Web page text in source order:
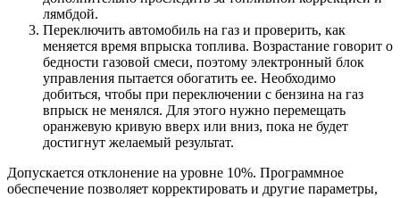
лямбдой.
Переключить автомобиль на газ и проверить, как
меняется время впрыска топлива. Возрастание говорит о
бедности газовой смеси, поэтому электронный блок
управления пытается обогатить ее. Необходимо
добиться, чтобы при переключении с бензина на газ
впрыск не менялся. Для этого нужно перемещать
оранжевую кривую вверх или вниз, пока не будет
достигнут желаемый результат.
Допускается отклонение на уровне 10%. Программное
обеспечение позволяет корректировать и другие параметры,